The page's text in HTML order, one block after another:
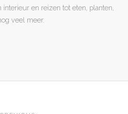
interieur en reizen tot eten, planten,
veel meer.